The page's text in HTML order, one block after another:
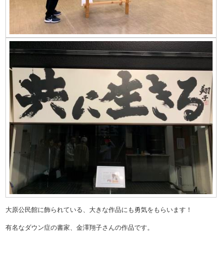
大原公民館に飾られている、大きな作品にも勇気をもらいます！
有名なダウン症の書家、金澤翔子さんの作品です。